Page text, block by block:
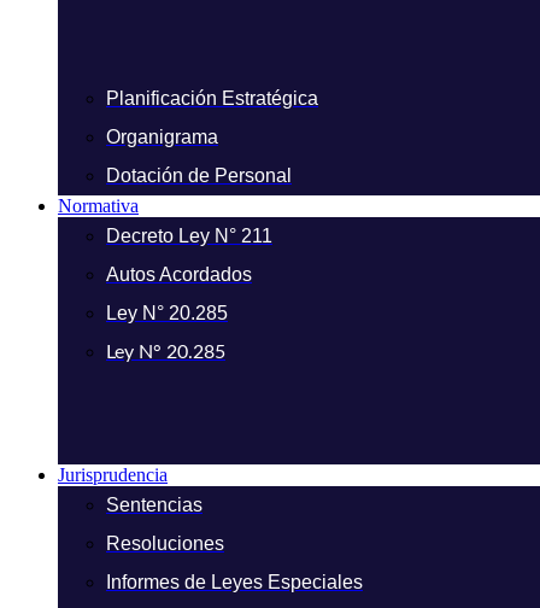
Planificación Estratégica
Organigrama
Dotación de Personal
Normativa
Decreto Ley N° 211
Autos Acordados
Ley N° 20.285
Ley N° 20.285
Jurisprudencia
Sentencias
Resoluciones
Informes de Leyes Especiales